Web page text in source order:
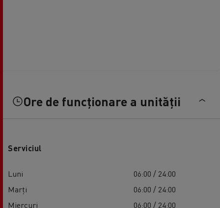
Ore de funcționare a unității
Serviciul
Luni
06:00 / 24:00
Marți
06:00 / 24:00
Miercuri
06:00 / 24:00